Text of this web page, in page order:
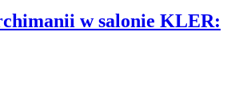
w salonie KLER: